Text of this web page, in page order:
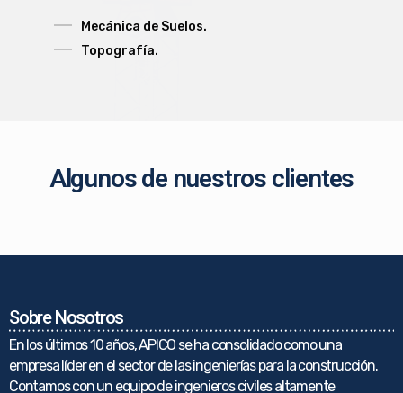
Mecánica de Suelos.
Topografía.
Algunos de nuestros clientes
Sobre Nosotros
En los últimos 10 años, APICO se ha consolidado como una
empresa líder en el sector de las ingenierías para la construcción.
Contamos con un equipo de ingenieros civiles altamente